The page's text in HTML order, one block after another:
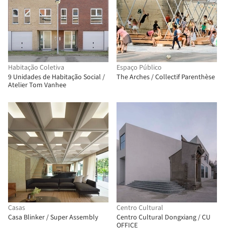
Habitação Coletiva
9 Unidades de Habitação Social /
Atelier Tom Vanhee
Espaço Público
The Arches / Collectif Parenthèse
Casas
Casa Blinker / Super Assembly
Centro Cultural
Centro Cultural Dongxiang / CU
OFFICE